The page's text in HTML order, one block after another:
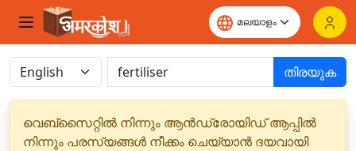
തിരയുക
വെബ്‌സൈറ്റിൽ നിന്നും ആൻഡ്രോയിഡ് ആപ്പിൽ
നിന്നും പരസ്യങ്ങൾ നീക്കം ചെയ്യാൻ ദയവായി